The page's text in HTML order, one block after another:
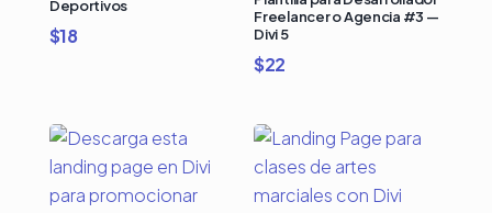
Deportivos
$18
Freelancer o Agencia #3 —
Divi 5
$22